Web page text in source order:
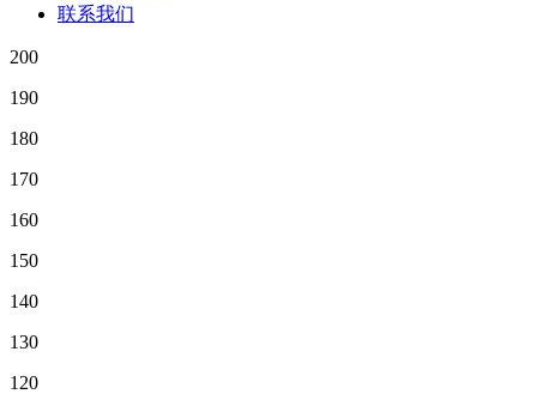
联系我们
200
190
180
170
160
150
140
130
120